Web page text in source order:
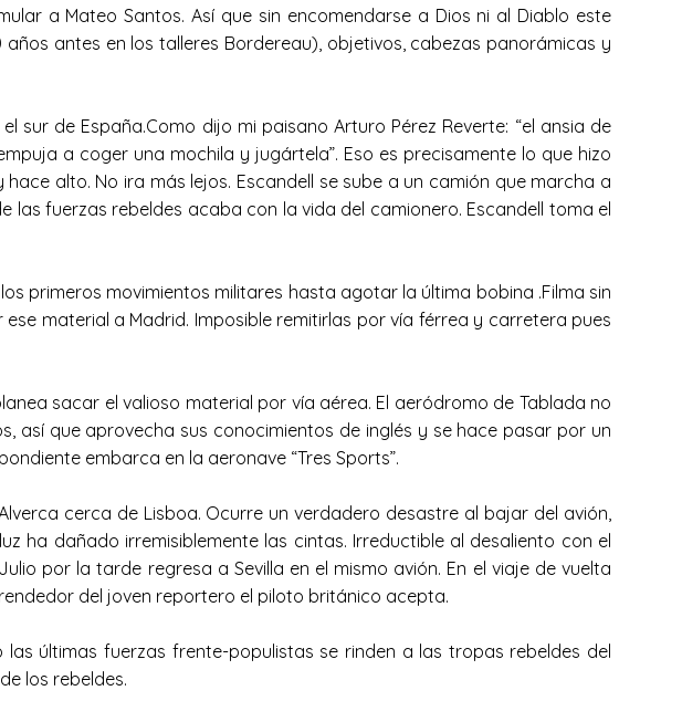
a Mateo Santos. Así que sin encomendarse a Dios ni al Diablo este
antes en los talleres Bordereau), objetivos, cabezas panorámicas y
de España.Como dijo mi paisano Arturo Pérez Reverte: “el ansia de
a coger una mochila y jugártela”. Eso es precisamente lo que hizo
alto. No ira más lejos. Escandell se sube a un camión que marcha a
las fuerzas rebeldes acaba con la vida del camionero. Escandell toma el
primeros movimientos militares hasta agotar la última bobina .Filma sin
material a Madrid. Imposible remitirlas por vía férrea y carretera pues
sacar el valioso material por vía aérea. El aeródromo de Tablada no
así que aprovecha sus conocimientos de inglés y se hace pasar por un
embarca en la aeronave “Tres Sports”.
cerca de Lisboa. Ocurre un verdadero desastre al bajar del avión,
ha dañado irremisiblemente las cintas. Irreductible al desaliento con el
por la tarde regresa a Sevilla en el mismo avión. En el viaje de vuelta
del joven reportero el piloto británico acepta.
últimas fuerzas frente-populistas se rinden a las tropas rebeldes del
los rebeldes.